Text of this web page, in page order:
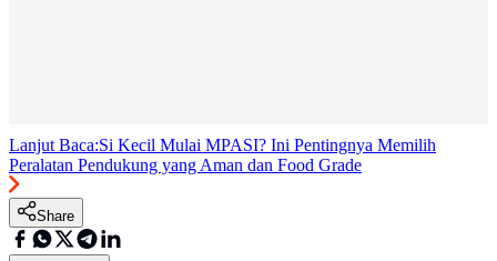
Lanjut Baca:Si Kecil Mulai MPASI? Ini Pentingnya Memilih
Peralatan Pendukung yang Aman dan Food Grade
Share